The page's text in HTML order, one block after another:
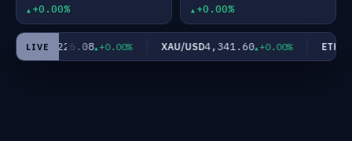
+0.00% +0.00%
LIVE
USD64,226.08 +0.00% XAU/USD4,341.60 +0.00% ETH/